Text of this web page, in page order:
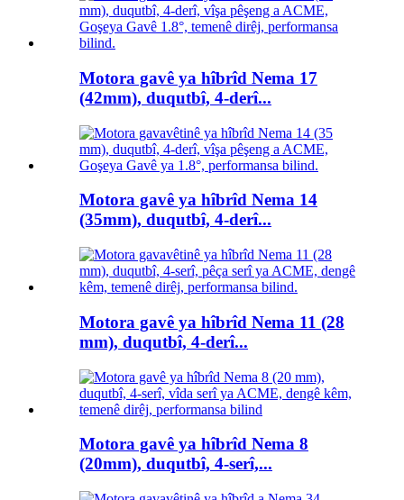
Motora gavê ya hîbrîd Nema 17
(42mm), duqutbî, 4-derî...
Motora gavê ya hîbrîd Nema 14
(35mm), duqutbî, 4-derî...
Motora gavê ya hîbrîd Nema 11 (28
mm), duqutbî, 4-derî...
Motora gavê ya hîbrîd Nema 8
(20mm), duqutbî, 4-serî,...